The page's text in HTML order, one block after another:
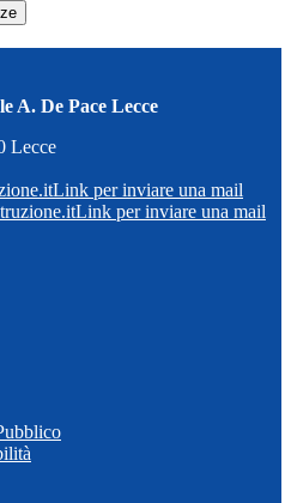
A. De Pace Lecce
Lecce
Link per inviare una mail
Link per inviare una mail